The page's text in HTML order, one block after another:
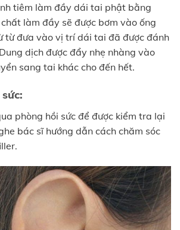
tiêm làm đầy dái tai phật bằng
làm đầy sẽ được bơm vào ống
từ đưa vào vị trí dái tai đã được đánh
dịch được đẩy nhẹ nhàng vào
sang tai khác cho đến hết.
phòng hồi sức để được kiểm tra lại
bác sĩ hướng dẫn cách chăm sóc